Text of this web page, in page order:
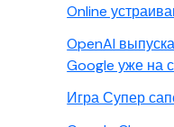
Online
OpenAI
Google уже на
Игра Супер